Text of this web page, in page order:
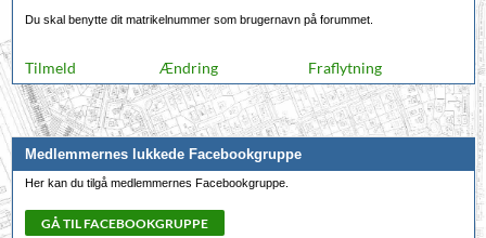
Du skal benytte dit matrikelnummer som brugernavn på forummet.
Til­meld Æn­dring Fra­flytning
Medlemmernes lukkede Facebookgruppe
Her kan du tilgå medlemmernes Facebookgruppe.